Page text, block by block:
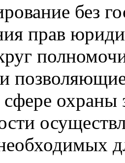
без
прав
охраны